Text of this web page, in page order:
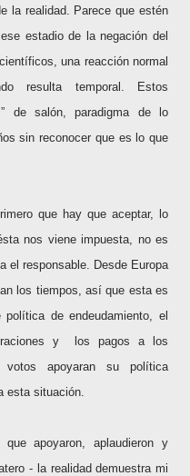
la realidad. Parece que estén
estadio de la negación del
una reacción normal
resulta temporal. Estos
de salón, paradigma de lo
sin reconocer que es lo que
que hay que aceptar, lo
nos viene impuesta, no es
el responsable. Desde Europa
los tiempos, así que esta es
de endeudamiento, el
y
los pagos a los
apoyaran su política
esta situación.
apoyaron, aplaudieron y
- la realidad demuestra mi